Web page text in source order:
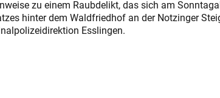
zu einem Raubdelikt, das sich am
hinter dem Waldfriedhof an der Notzinger
Esslingen.